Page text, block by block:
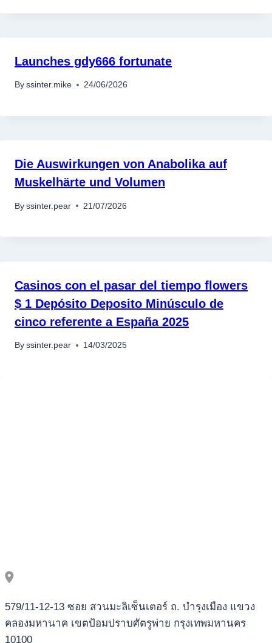
Launches gdy666 fortunate
By ssinter.mike 24/06/2026
Die Auswirkungen von Anabolika auf
Muskelhärte und Volumen
By ssinter.pear 21/07/2026
Casinos con el pasar del tiempo flowers
$ 1 Depósito Deposito Minúsculo de
cinco referente a España 2025
By ssinter.pear 14/03/2025
579/11-12-13 ซอย สวนมะลิเซ็นเตอร์ ถ. บำรุงเมือง แขวง
คลองมหานาค เขตป้อมปราบศัตรูพ่าย กรุงเทพมหานคร
10100